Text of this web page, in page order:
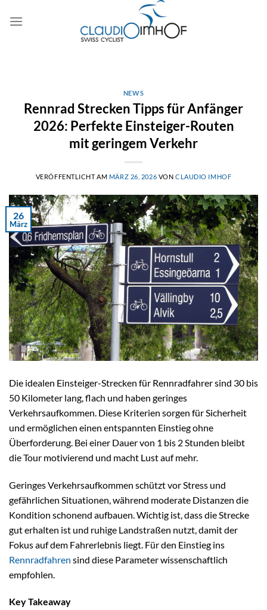
Inhalt
NEWS
Rennrad Strecken Tipps für Anfänger
2026: Perfekte Einsteiger-Routen
mit geringem Verkehr
VERÖFFENTLICHT AM MÄRZ 26, 2026 VON CLAUDIO IMHOF
26
März
Die idealen Einsteiger-Strecken für Rennradfahrer sind 30 bis
50 Kilometer lang, flach und haben geringes
Verkehrsaufkommen. Diese Kriterien sorgen für Sicherheit
und ermöglichen einen entspannten Einstieg ohne
Überforderung. Bei einer Dauer von 1 bis 2 Stunden bleibt
die Tour motivierend und macht Lust auf mehr.
Geringes Verkehrsaufkommen schützt vor Stress und
gefährlichen Situationen, während moderate Distanzen die
Kondition schonend aufbauen. Wichtig ist, dass die Strecke
gut erhalten ist und ruhige Landstraßen nutzt, damit der
Fokus auf dem Fahrerlebnis liegt. Für den Einstieg ins
Rennradfahren sind diese Parameter wissenschaftlich
empfohlen.
Key Takeaway